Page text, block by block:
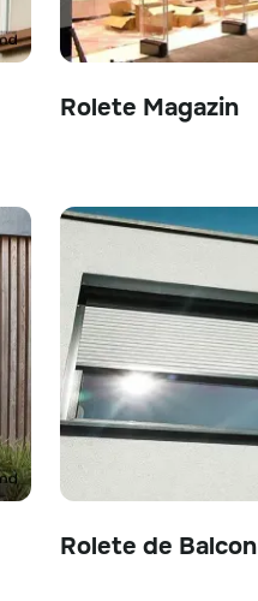
Rolete Magazin
Rolete de Balcon